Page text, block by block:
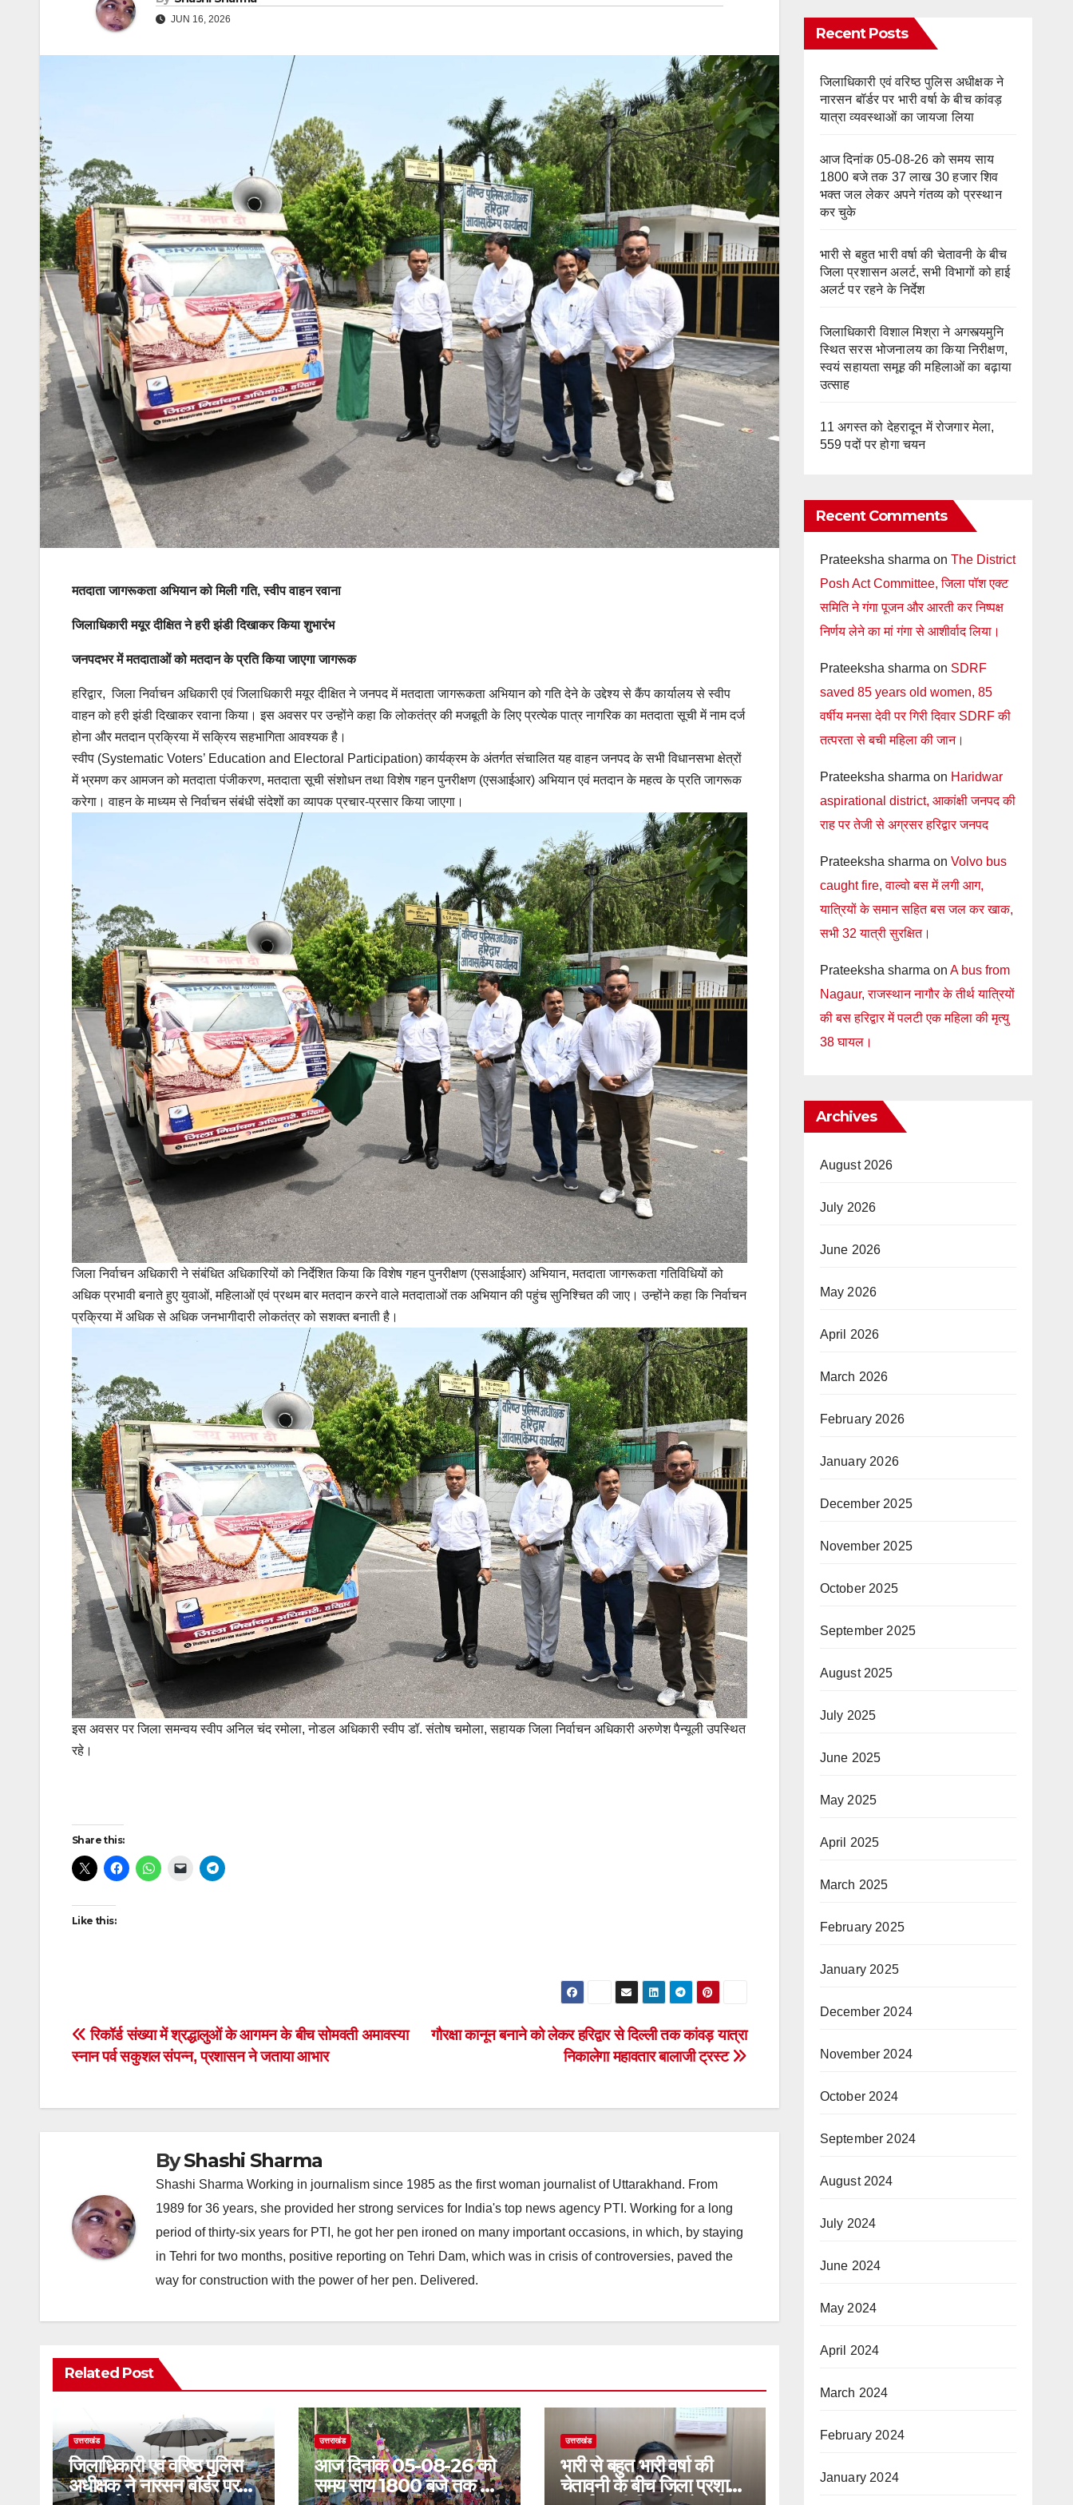
JUN 16, 2026
मतदाता जागरूकता अभियान को मिली गति, स्वीप वाहन रवाना
जिलाधिकारी मयूर दीक्षित ने हरी झंडी दिखाकर किया शुभारंभ
जनपदभर में मतदाताओं को मतदान के प्रति किया जाएगा जागरूक
हरिद्वार, जिला निर्वाचन अधिकारी एवं जिलाधिकारी मयूर दीक्षित ने जनपद में मतदाता जागरूकता अभियान को गति देने के उद्देश्य से कैंप कार्यालय से स्वीप
वाहन को हरी झंडी दिखाकर रवाना किया। इस अवसर पर उन्होंने कहा कि लोकतंत्र की मजबूती के लिए प्रत्येक पात्र नागरिक का मतदाता सूची में नाम दर्ज
होना और मतदान प्रक्रिया में सक्रिय सहभागिता आवश्यक है।
स्वीप (Systematic Voters’ Education and Electoral Participation) कार्यक्रम के अंतर्गत संचालित यह वाहन जनपद के सभी विधानसभा क्षेत्रों
में भ्रमण कर आमजन को मतदाता पंजीकरण, मतदाता सूची संशोधन तथा विशेष गहन पुनरीक्षण (एसआईआर) अभियान एवं मतदान के महत्व के प्रति जागरूक
करेगा। वाहन के माध्यम से निर्वाचन संबंधी संदेशों का व्यापक प्रचार-प्रसार किया जाएगा।
जिला निर्वाचन अधिकारी ने संबंधित अधिकारियों को निर्देशित किया कि विशेष गहन पुनरीक्षण (एसआईआर) अभियान, मतदाता जागरूकता गतिविधियों को
अधिक प्रभावी बनाते हुए युवाओं, महिलाओं एवं प्रथम बार मतदान करने वाले मतदाताओं तक अभियान की पहुंच सुनिश्चित की जाए। उन्होंने कहा कि निर्वाचन
प्रक्रिया में अधिक से अधिक जनभागीदारी लोकतंत्र को सशक्त बनाती है।
इस अवसर पर जिला समन्वय स्वीप अनिल चंद रमोला, नोडल अधिकारी स्वीप डॉ. संतोष चमोला, सहायक जिला निर्वाचन अधिकारी अरुणेश पैन्यूली उपस्थित
रहे।
Post
navigation
Share this:
Like this:
Post
navigation
गौरक्षा कानून बनाने को लेकर हरिद्वार से दिल्ली तक कांवड़ यात्रा
निकालेगा महावतार बालाजी ट्रस्ट
रिकॉर्ड संख्या में श्रद्धालुओं के आगमन के बीच सोमवती अमावस्या
स्नान पर्व सकुशल संपन्न, प्रशासन ने जताया आभार
ByShashi Sharma
Shashi Sharma Working in journalism since 1985 as the first woman journalist of Uttarakhand. From
1989 for 36 years, she provided her strong services for India's top news agency PTI. Working for a long
period of thirty-six years for PTI, he got her pen ironed on many important occasions, in which, by staying
in Tehri for two months, positive reporting on Tehri Dam, which was in crisis of controversies, paved the
way for construction with the power of her pen. Delivered.
Related Post
उत्तराखंड
जिलाधिकारी एवं वरिष्ठ पुलिस
अधीक्षक ने नारसन बॉर्डर पर
उत्तराखंड
आज दिनांक 05-08-26 को
समय साय 1800 बजे तक 37
उत्तराखंड
भारी से बहुत भारी वर्षा की
चेतावनी के बीच जिला प्रशासन
Recent Posts
जिलाधिकारी एवं वरिष्ठ पुलिस अधीक्षक ने
नारसन बॉर्डर पर भारी वर्षा के बीच कांवड़
यात्रा व्यवस्थाओं का जायजा लिया
आज दिनांक 05-08-26 को समय साय
1800 बजे तक 37 लाख 30 हजार शिव
भक्त जल लेकर अपने गंतव्य को प्रस्थान
कर चुके
भारी से बहुत भारी वर्षा की चेतावनी के बीच
जिला प्रशासन अलर्ट, सभी विभागों को हाई
अलर्ट पर रहने के निर्देश
जिलाधिकारी विशाल मिश्रा ने अगस्त्यमुनि
स्थित सरस भोजनालय का किया निरीक्षण,
स्वयं सहायता समूह की महिलाओं का बढ़ाया
उत्साह
11 अगस्त को देहरादून में रोजगार मेला,
559 पदों पर होगा चयन
Recent Comments
Prateeksha sharma on The District
Posh Act Committee, जिला पॉश एक्ट
समिति ने गंगा पूजन और आरती कर निष्पक्ष
निर्णय लेने का मां गंगा से आशीर्वाद लिया।
Prateeksha sharma on SDRF
saved 85 years old women, 85
वर्षीय मनसा देवी पर गिरी दिवार SDRF की
तत्परता से बची महिला की जान।
Prateeksha sharma on Haridwar
aspirational district, आकांक्षी जनपद की
राह पर तेजी से अग्रसर हरिद्वार जनपद
Prateeksha sharma on Volvo bus
caught fire, वाल्वो बस में लगी आग,
यात्रियों के समान सहित बस जल कर खाक,
सभी 32 यात्री सुरक्षित।
Prateeksha sharma on A bus from
Nagaur, राजस्थान नागौर के तीर्थ यात्रियों
की बस हरिद्वार में पलटी एक महिला की मृत्यु
38 घायल।
Archives
August 2026
July 2026
June 2026
May 2026
April 2026
March 2026
February 2026
January 2026
December 2025
November 2025
October 2025
September 2025
August 2025
July 2025
June 2025
May 2025
April 2025
March 2025
February 2025
January 2025
December 2024
November 2024
October 2024
September 2024
August 2024
July 2024
June 2024
May 2024
April 2024
March 2024
February 2024
January 2024